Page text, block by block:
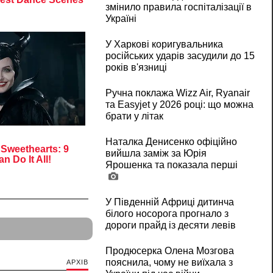
АРХІВ
змінило правила госпіталізації в
Україні
У Харкові коригувальника
російських ударів засудили до 15
років в'язниці
Ручна поклажа Wizz Air, Ryanair
та Easyjet у 2026 році: що можна
брати у літак
Наталка Денисенко офіційно
вийшла заміж за Юрія
Ярошенка та показала перші
У Південній Африці дитинча
білого носорога прогнало з
дороги прайд із десяти левів
Продюсерка Олена Мозгова
пояснила, чому не виїхала з